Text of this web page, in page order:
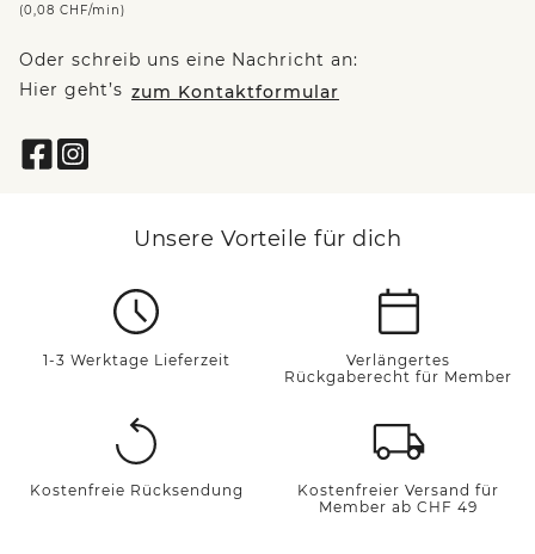
(0,08 CHF/min)
Oder schreib uns eine Nachricht an:
Hier geht’s zum Kontaktformular
Unsere Vorteile für dich
1-3 Werktage Lieferzeit
Verlängertes
Rückgaberecht für Member
Kostenfreie Rücksendung
Kostenfreier Versand für
Member ab CHF 49